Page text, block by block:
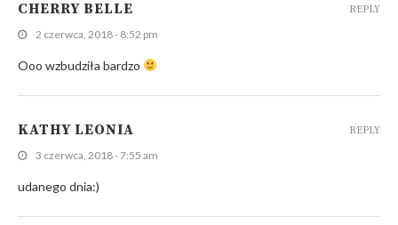
CHERRY BELLE
2 czerwca, 2018 - 8:52 pm
Ooo wzbudziła bardzo
REPLY
KATHY LEONIA
3 czerwca, 2018 - 7:55 am
udanego dnia:)
REPLY